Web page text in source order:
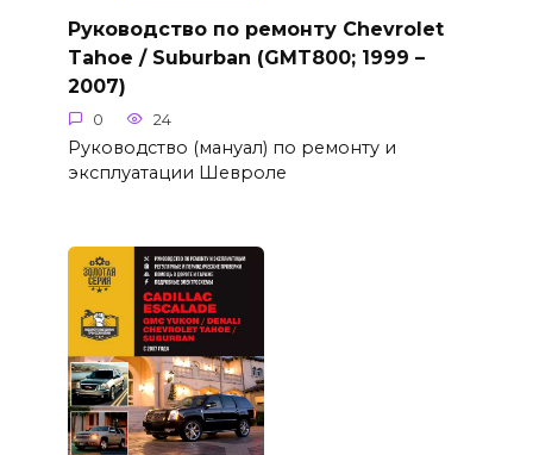
Руководство по ремонту Chevrolet
Tahoe / Suburban (GMT800; 1999 –
2007)
0 24
Руководство (мануал) по ремонту и
эксплуатации Шевроле